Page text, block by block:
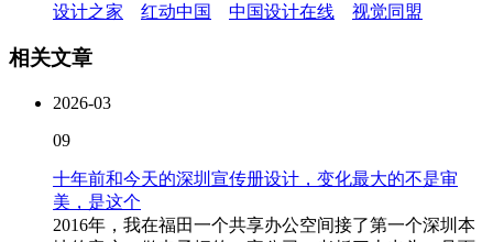
设计之家 红动中国 中国设计在线 视觉同盟
相关文章
2026-03
09
十年前和今天的深圳宣传册设计，变化最大的不是审
美，是这个
2016年，我在福田一个共享办公空间接了第一个深圳本